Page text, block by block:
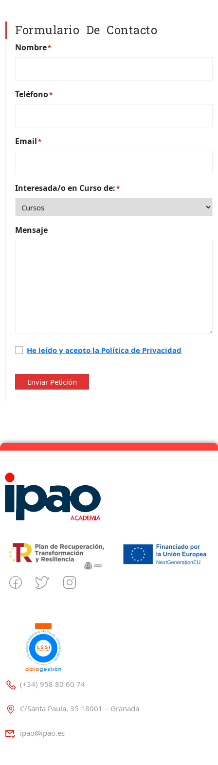
Formulario De Contacto
Nombre*
Teléfono*
Email*
Interesada/o en Curso de:*
Mensaje
Política
privacidad*
He leído y acepto la Política de Privacidad
Enviar Petición
(+34) 958 80 60 74
C/Santa Paula, 35 18001 – Granada
ipao@ipao.es